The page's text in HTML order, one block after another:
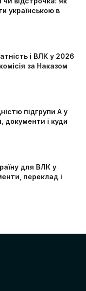
українською в
і ВЛК у 2026
за Наказом
підгрупи А у
документи і куди
для ВЛК у
переклад і